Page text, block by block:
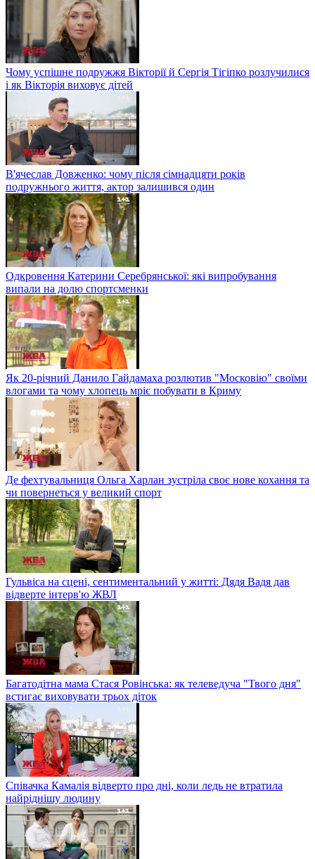
Чому успішне подружжя Вікторії й Сергія Тігіпко розлучилися
і як Вікторія виховує дітей
В'ячеслав Довженко: чому після сімнадцяти років
подружнього життя, актор залишився один
Одкровення Катерини Серебрянської: які випробування
випали на долю спортсменки
Як 20-річний Данило Гайдамаха розлютив "Московію" своїми
влогами та чому хлопець мріє побувати в Криму
Де фехтувальниця Ольга Харлан зустріла своє нове кохання та
чи повернеться у великий спорт
Гульвіса на сцені, сентиментальний у житті: Дядя Вадя дав
відверте інтерв'ю ЖВЛ
Багатодітна мама Стася Ровінська: як телеведуча "Твого дня"
встигає виховувати трьох діток
Співачка Камалія відверто про дні, коли ледь не втратила
найріднішу людину